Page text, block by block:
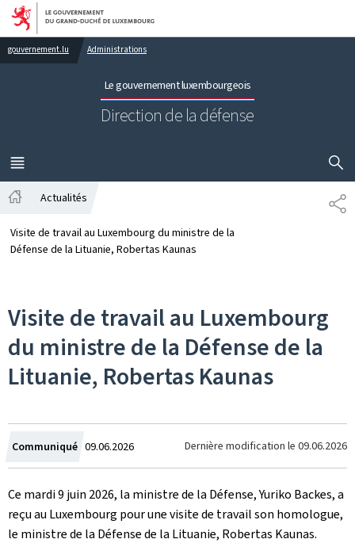
Aller au menu principal
Aller au contenu
gouvernement.lu Administrations
Le gouvernement luxembourgeois
Direction de la défense
MENU
PRINCIPAL
Actualités
Visite de travail au Luxembourg du ministre de la
Défense de la Lituanie, Robertas Kaunas
Visite de travail au Luxembourg
du ministre de la Défense de la
Lituanie, Robertas Kaunas
Communiqué Crée
le
09.06.2026 Dernière modification le 09.06.2026
Ce mardi 9 juin 2026, la ministre de la Défense, Yuriko Backes, a
reçu au Luxembourg pour une visite de travail son homologue,
le ministre de la Défense de la Lituanie, Robertas Kaunas.